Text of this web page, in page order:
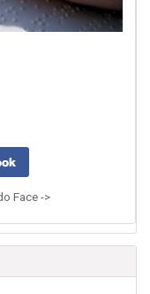
Face ->